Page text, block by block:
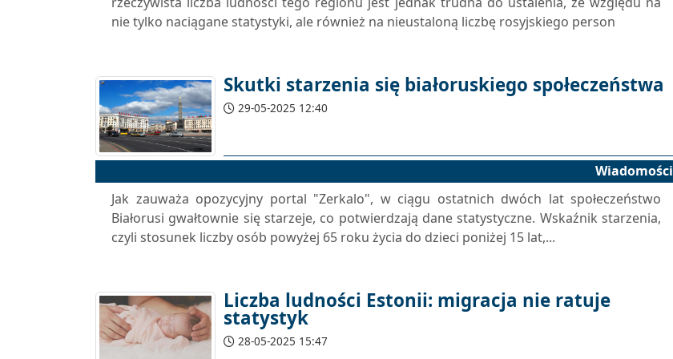
nie tylko naciągane statystyki, ale również na nieustaloną liczbę rosyjskiego person
Skutki starzenia się białoruskiego społeczeństwa
29-05-2025 12:40
Wiadomości
Jak zauważa opozycyjny portal "Zerkalo", w ciągu ostatnich dwóch lat społeczeństwo
Białorusi gwałtownie się starzeje, co potwierdzają dane statystyczne. Wskaźnik starzenia,
czyli stosunek liczby osób powyżej 65 roku życia do dzieci poniżej 15 lat,...
Liczba ludności Estonii: migracja nie ratuje
statystyk
28-05-2025 15:47